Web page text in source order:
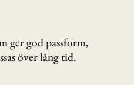
ger god passform,
över lång tid.